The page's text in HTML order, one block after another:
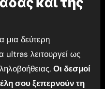
μια δεύτερη
ultras λειτουργεί ως
Οι δεσμοί
σου ξεπερνούν τη